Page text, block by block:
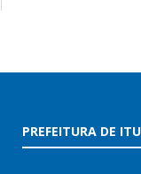
PREFEITURA DE